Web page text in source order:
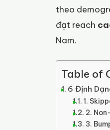
theo
đạt reach
Nam.
Table of
6 Định
1.
2.
3.